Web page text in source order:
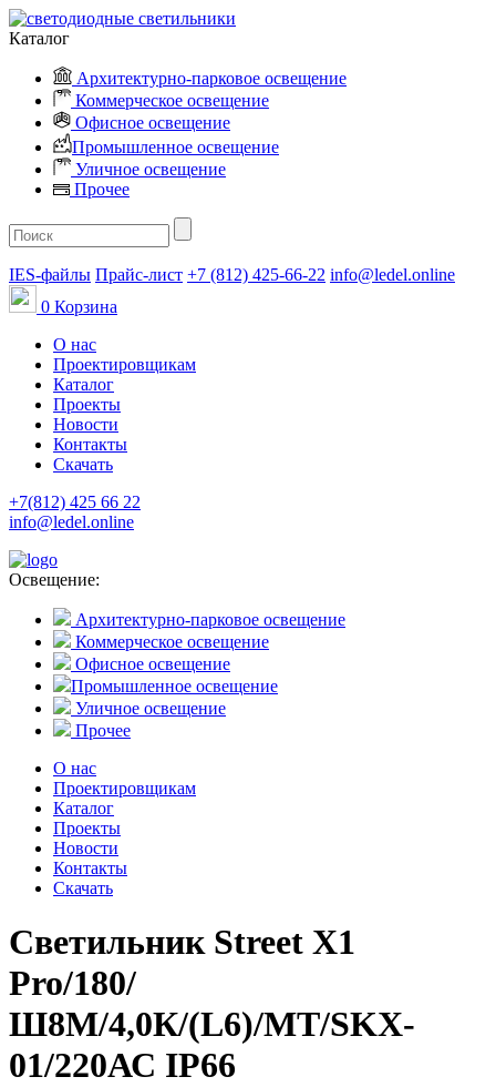
Каталог
Архитектурно-парковое освещение
Коммерческое освещение
Офисное освещение
Промышленное освещение
Уличное освещение
Прочее
IES-файлы Прайс-лист +7 (812) 425-66-22 info@ledel.online
0 Корзина
О нас
Проектировщикам
Каталог
Проекты
Новости
Контакты
Скачать
+7(812) 425 66 22
info@ledel.online
Освещение:
Архитектурно-парковое освещение
Коммерческое освещение
Офисное освещение
Промышленное освещение
Уличное освещение
Прочее
О нас
Проектировщикам
Каталог
Проекты
Новости
Контакты
Скачать
Светильник Street X1
Pro/180/
Ш8M/4,0К/(L6)/MT/SKX-
01/220АС IP66